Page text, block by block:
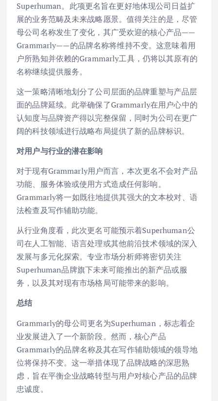
Superhuman。此项更名旨在更好地体现公司日益扩
展的业务范畴及未来战略愿景。值得关注的是，尽管
母公司名称发生了变化，其广受欢迎的核心产品——
Grammarly——的品牌名称将维持不变。这意味着用
户所熟知并依赖的Grammarly工具，仍将以其原有的
名称继续提供服务。
这一策略清晰地划分了公司层面的品牌重塑与产品层
面的品牌延续。此举确保了Grammarly在用户心中的
认知度与品牌资产得以完整保留，同时为公司在更广
阔的科技领域进行战略布局提供了新的品牌标识。
对用户与行业的潜在影响
对于现有Grammarly用户而言，本次更名不会对产品
功能、服务体验或使用方式造成任何影响。
Grammarly将一如既往地提供其强大的文本校对、语
法检查及写作辅助功能。
从行业角度看，此次更名可能预示着Superhuman公
司在人工智能、语言处理或其他前沿技术领域的深入
发展与多元化探索。专业市场分析师将密切关注
Superhuman品牌旗下未来可能推出的新产品或服
务，以及其对现有市场格局可能带来的影响。
总结
Grammarly的母公司更名为Superhuman，标志着企
业发展进入了一个新阶段。然而，核心产品
Grammarly的品牌名称及其在写作辅助领域的领导地
位将保持不变。这一举措体现了品牌战略的深思熟
虑，旨在平衡企业战略转型与用户对核心产品的品牌
忠诚度。